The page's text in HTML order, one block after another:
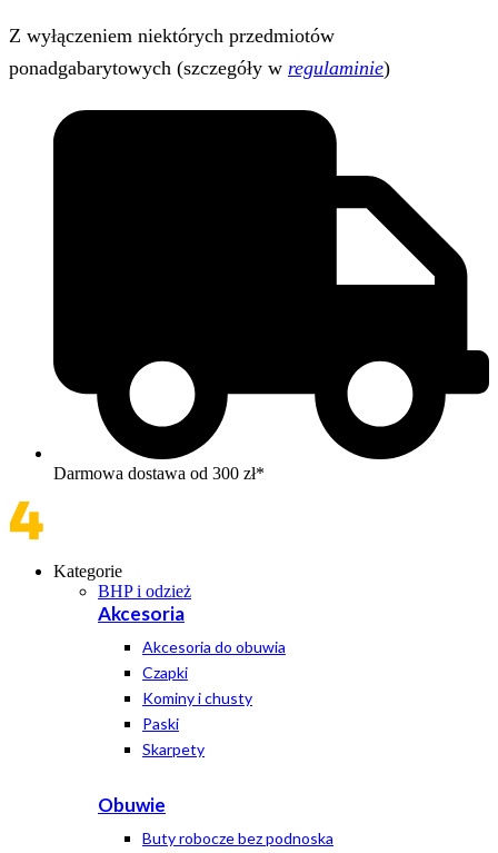
Z wyłączeniem niektórych przedmiotów
ponadgabarytowych (szczegóły w regulaminie)
Darmowa dostawa od 300 zł*
Kategorie
BHP i odzież
Akcesoria
Akcesoria do obuwia
Czapki
Kominy i chusty
Paski
Skarpety
Obuwie
Buty robocze bez podnoska